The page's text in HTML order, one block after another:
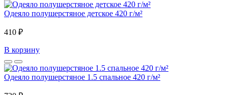
Одеяло полушерстяное детское 420 г/м²
410 ₽
В корзину
Одеяло полушерстяное 1.5 спальное 420 г/м²